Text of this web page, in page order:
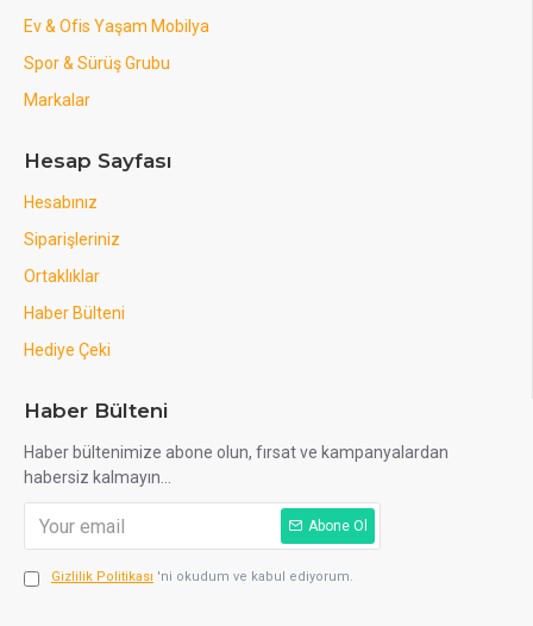
Ev & Ofis Yaşam Mobilya
Spor & Sürüş Grubu
Markalar
Hesap Sayfası
Hesabınız
Siparişleriniz
Ortaklıklar
Haber Bülteni
Hediye Çeki
Haber Bülteni
Haber bültenimize abone olun, fırsat ve kampanyalardan
habersiz kalmayın...
Abone Ol
Gizlilik Politikası 'ni okudum ve kabul ediyorum.